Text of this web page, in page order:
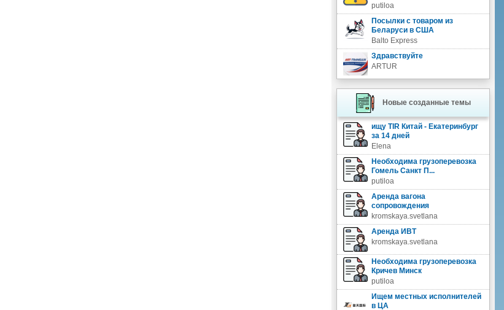
putiloa
Посылки с товаром из
Беларуси в США
Balto Express
Здравствуйте
ARTUR
Новые созданные темы
ищу TIR Китай - Екатеринбург
за 14 дней
Elena
Необходима грузоперевозка
Гомель Санкт П...
putiloa
Аренда вагона
сопровождения
kromskaya.svetlana
Аренда ИВТ
kromskaya.svetlana
Необходима грузоперевозка
Кричев Минск
putiloa
Ищем местных исполнителей
в ЦА